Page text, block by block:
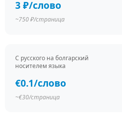
3 ₽/слово
~750 ₽/страница
С русского на болгарский
носителем языка
€0.1/слово
~€30/страница